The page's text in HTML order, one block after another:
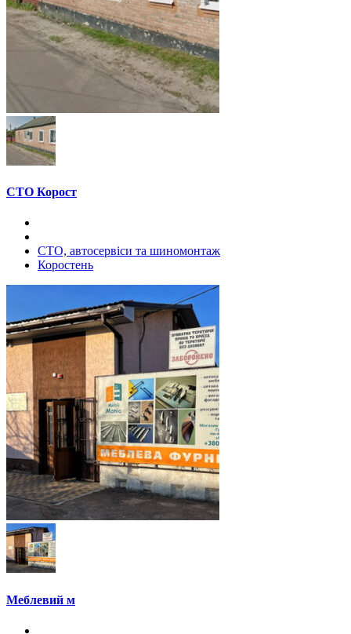
СТО Корост
СТО, автосервіси та шиномонтаж
Коростень
Меблевий м